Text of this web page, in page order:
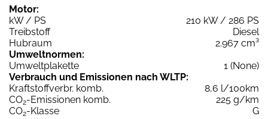
Motor:
kW / PS
210 kW / 286 PS
Treibstoff
Diesel
Hubraum
2.967 cm³
Umweltnormen:
Umweltplakette
1 (None)
Verbrauch und Emissionen nach WLTP:
Kraftstoffverbr. komb.
8,6 l/100km
CO2-Emissionen komb.
225 g/km
CO2-Klasse
G